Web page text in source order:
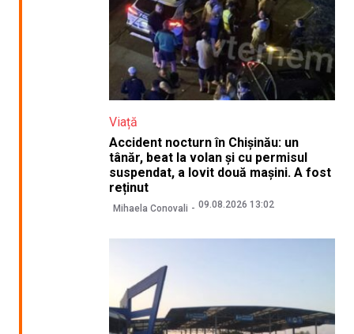
Viață
Accident nocturn în Chișinău: un
tânăr, beat la volan și cu permisul
suspendat, a lovit două mașini. A fost
reținut
Mihaela Conovali 09.08.2026 13:02